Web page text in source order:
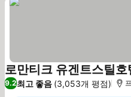
로만티크 유겐트스틸호
9.2최고 좋음 (3,053개 평점)